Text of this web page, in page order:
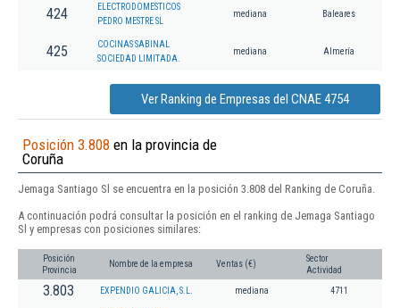
424
ELECTRODOMESTICOS
PEDRO MESTRE SL
mediana Baleares
425
COCINAS SABINAL
SOCIEDAD LIMITADA.
mediana Almería
Ver Ranking de Empresas del CNAE 4754
Posición 3.808 en la provincia de
Coruña
Jemaga Santiago Sl se encuentra en la posición 3.808 del Ranking de Coruña.
A continuación podrá consultar la posición en el ranking de Jemaga Santiago
Sl y empresas con posiciones similares:
Posición
Provincia
Nombre de la empresa Ventas (€)
Sector
Actividad
3.803 EXPENDIO GALICIA, S.L. mediana 4711